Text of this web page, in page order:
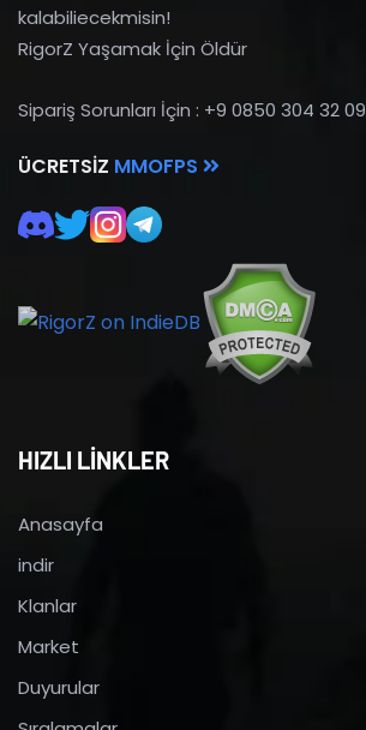
kalabiliecekmisin!
RigorZ Yaşamak İçin Öldür
Sipariş Sorunları İçin : +9 0850 304 32 09
ÜCRETSIZ MMOFPS
HIZLI LİNKLER
Anasayfa
indir
Klanlar
Market
Duyurular